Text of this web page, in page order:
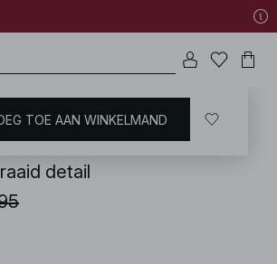
detail
TOE AAN WINKELMAND